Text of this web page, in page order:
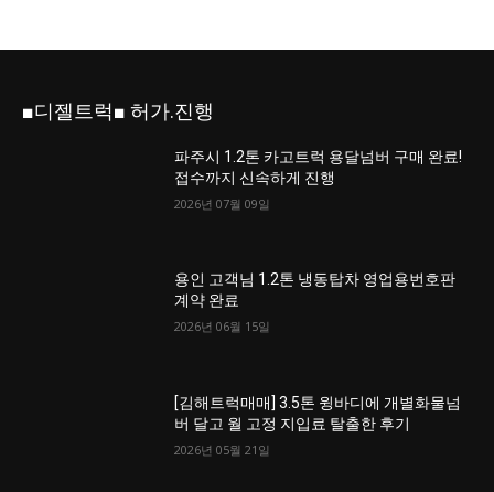
■디젤트럭■ 허가.진행
파주시 1.2톤 카고트럭 용달넘버 구매 완료!
접수까지 신속하게 진행
2026년 07월 09일
용인 고객님 1.2톤 냉동탑차 영업용번호판
계약 완료
2026년 06월 15일
[김해트럭매매] 3.5톤 윙바디에 개별화물넘
버 달고 월 고정 지입료 탈출한 후기
2026년 05월 21일